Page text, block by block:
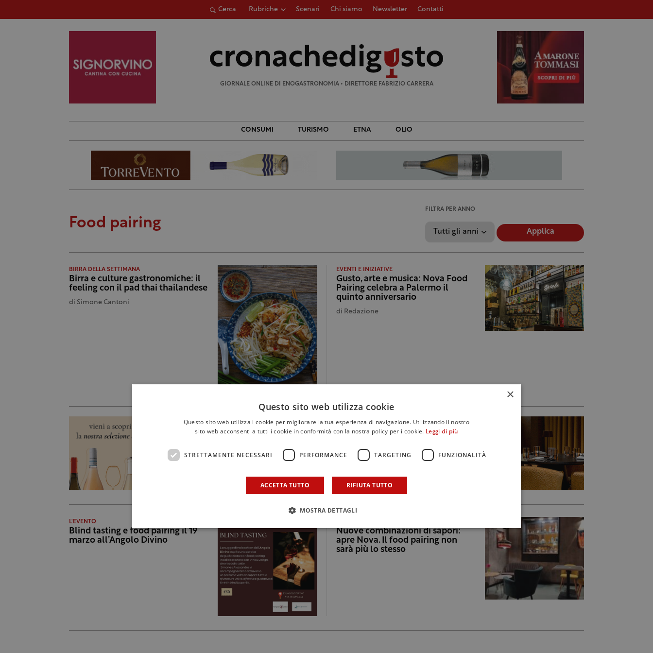
Cerca Rubriche Scenari Chi siamo Newsletter Contatti
GIORNALE ONLINE DI ENOGASTRONOMIA • DIRETTORE FABRIZIO CARRERA
CONSUMI TURISMO ETNA OLIO
Food pairing
FILTRA PER ANNO
Applica
BIRRA DELLA SETTIMANA
Birra e culture gastronomiche: il
feeling con il pad thai thailandese
di Simone Cantoni
EVENTI E INIZIATIVE
Gusto, arte e musica: Nova Food
Pairing celebra a Palermo il
quinto anniversario
di Redazione
L'EVENTO
Blind tasting e food pairing il 19
marzo all’Angolo Divino
Nuove combinazioni di sapori:
apre Nova. Il food pairing non
sarà più lo stesso
×
Questo sito web utilizza cookie
Questo sito web utilizza i cookie per migliorare la tua esperienza di navigazione. Utilizzando il nostro
sito web acconsenti a tutti i cookie in conformità con la nostra policy per i cookie. Leggi di più
STRETTAMENTE NECESSARI PERFORMANCE TARGETING FUNZIONALITÀ
ACCETTA TUTTO RIFIUTA TUTTO
MOSTRA DETTAGLI